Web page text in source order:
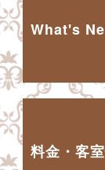
What's
料金・客